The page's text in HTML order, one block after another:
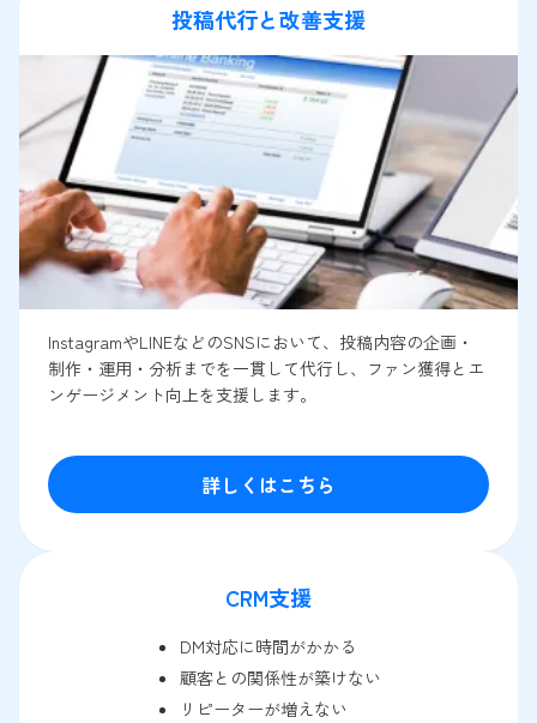
投稿代行と改善支援
InstagramやLINEなどのSNSにおいて、投稿内容の企画・
制作・運用・分析までを一貫して代行し、ファン獲得とエ
ンゲージメント向上を支援します。
詳しくはこちら
CRM支援
DM対応に時間がかかる
顧客との関係性が築けない
リピーターが増えない